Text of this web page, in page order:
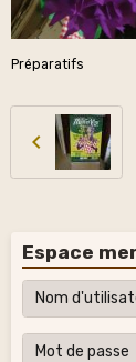
Préparatifs
Espace